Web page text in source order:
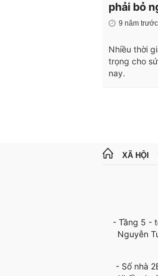
phải bỏ
9 năm trước
Nhiều thời
trọng cho
nay.
XÃ HỘI
- Tầng 5 -
Nguyễn
- Số nhà